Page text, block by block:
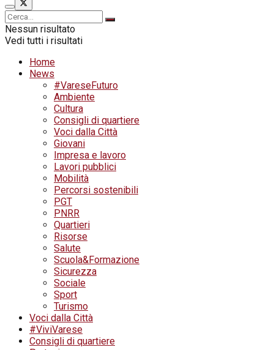
Nessun risultato
Vedi tutti i risultati
Home
News
#VareseFuturo
Ambiente
Cultura
Consigli di quartiere
Voci dalla Città
Giovani
Impresa e lavoro
Lavori pubblici
Mobilità
Percorsi sostenibili
PGT
PNRR
Quartieri
Risorse
Salute
Scuola&Formazione
Sicurezza
Sociale
Sport
Turismo
Voci dalla Città
#ViviVarese
Consigli di quartiere